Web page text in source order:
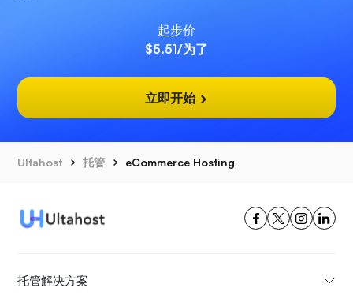
起步价
$5.51/为了
立即开始
Ultahost 托管 eCommerce Hosting
托管解决方案